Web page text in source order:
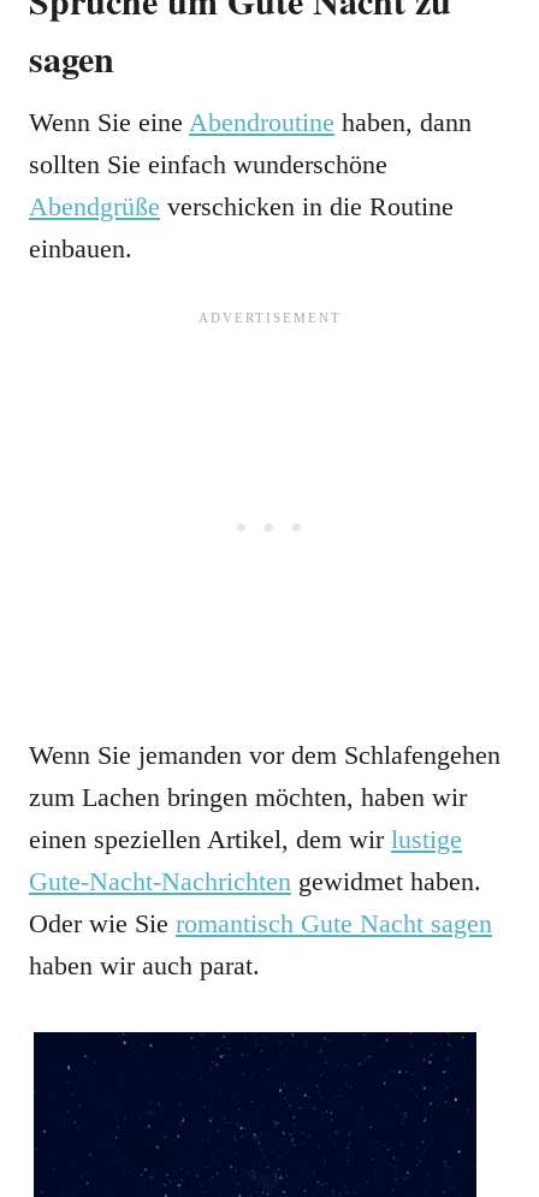
sagen
Wenn Sie eine Abendroutine haben, dann
sollten Sie einfach wunderschöne
Abendgrüße verschicken in die Routine
einbauen.
Wenn Sie jemanden vor dem Schlafengehen
zum Lachen bringen möchten, haben wir
einen speziellen Artikel, dem wir lustige
Gute-Nacht-Nachrichten gewidmet haben.
Oder wie Sie romantisch Gute Nacht sagen
haben wir auch parat.